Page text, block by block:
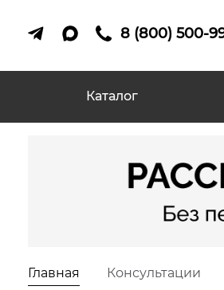
8 (800) 500-
Каталог
Главная Консультации